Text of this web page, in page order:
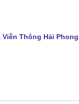
Viễn Thông Hải Phong